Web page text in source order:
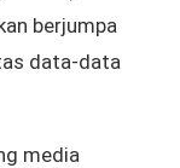
berjumpa
data-data
media